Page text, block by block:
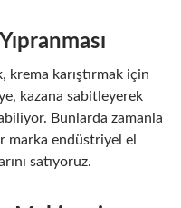
krema karıştırmak için
kazana sabitleyerek
Bunlarda zamanla
marka endüstriyel el
satıyoruz.